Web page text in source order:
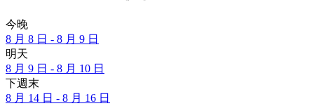
今晚
8 月 8 日 - 8 月 9 日
明天
8 月 9 日 - 8 月 10 日
下週末
8 月 14 日 - 8 月 16 日